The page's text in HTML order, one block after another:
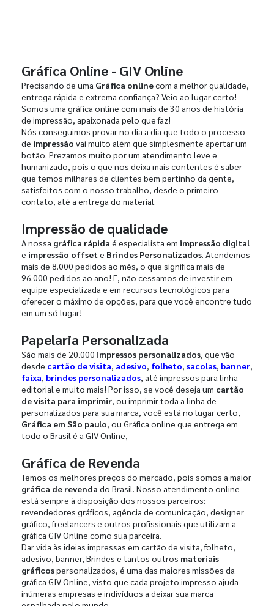
Gráfica Online - GIV Online
Precisando de uma Gráfica onlinecom a melhor qualidade,
entrega rápida e extrema confiança? Veio ao lugar certo!
Somos uma gráfica online com mais de 30 anos de história
de impressão, apaixonada pelo que faz!
Nós conseguimos provar no dia a dia que todo o processo
de impressão vai muito além que simplesmente apertar um
botão. Prezamos muito por um atendimento leve e
humanizado, pois o que nos deixa mais contentes é saber
que temos milhares de clientes bem pertinho da gente,
satisfeitos com o nosso trabalho, desde o primeiro
contato, até a entrega do material.
Impressão de qualidade
A nossa gráfica rápida é especialista em impressão digital
e impressão offset e Brindes Personalizados. Atendemos
mais de 8.000 pedidos ao mês, o que significa mais de
96.000 pedidos ao ano! E, não cessamos de investir em
equipe especializada e em recursos tecnológicos para
oferecer o máximo de opções, para que você encontre tudo
em um só lugar!
Papelaria Personalizada
São mais de 20.000 impressos personalizados, que vão
desde cartão de visita, adesivo, folheto, sacolas, banner,
faixa, brindes personalizados, até impressos para linha
editorial e muito mais! Por isso, se você deseja um cartão
de visita para imprimir, ou imprimir toda a linha de
personalizados para sua marca, você está no lugar certo,
Gráfica em São paulo, ou Gráfica online que entrega em
todo o Brasil é a GIV Online,
Gráfica de Revenda
Temos os melhores preços do mercado, pois somos a maior
gráfica de revenda do Brasil. Nosso atendimento online
está sempre à disposição dos nossos parceiros:
revendedores gráficos, agência de comunicação, designer
gráfico, freelancers e outros profissionais que utilizam a
gráfica GIV Online como sua parceira.
Dar vida às ideias impressas em cartão de visita, folheto,
adesivo, banner, Brindes e tantos outros materiais
gráficospersonalizados, é uma das maiores missões da
gráfica GIV Online, visto que cada projeto impresso ajuda
inúmeras empresas e indivíduos a deixar sua marca